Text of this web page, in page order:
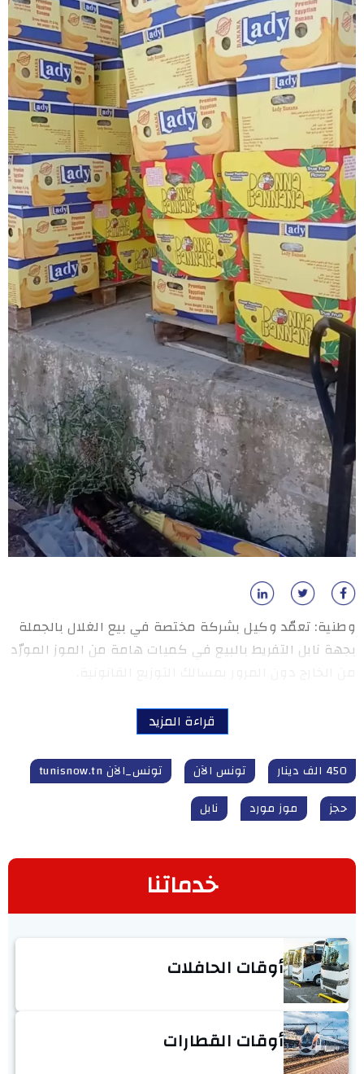
وطنية: تعمّد وكيل بشركة مختصة في بيع الغلال بالجملة
بجهة نابل التفريط بالبيع في كميات هامة من الموز المورّد
قراءة المزيد
450 الف دينار تونس الآن
تونس_الآن tunisnow.tn
حجز
موز مورد نابل
خدماتنا
أوقات الحافلات
أوقات القطارات